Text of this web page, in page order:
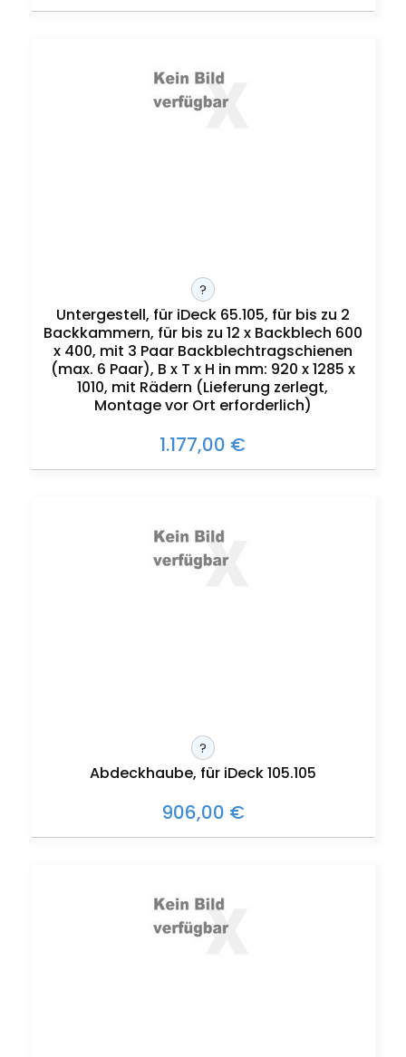
?
Untergestell, für iDeck 65.105, für bis zu 2
Backkammern, für bis zu 12 x Backblech 600
x 400, mit 3 Paar Backblechtragschienen
(max. 6 Paar), B x T x H in mm: 920 x 1285 x
1010, mit Rädern (Lieferung zerlegt,
Montage vor Ort erforderlich)
1.177,00 €
?
Abdeckhaube, für iDeck 105.105
906,00 €